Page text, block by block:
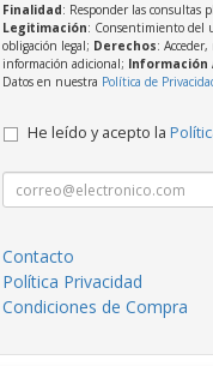
Finalidad: Responder las consultas
Legitimación: Consentimiento del
obligación legal; Derechos:
información adicional; Información
Datos en nuestra Política de
He leído y acepto la
Contacto
Política Privacidad
Condiciones de Compra